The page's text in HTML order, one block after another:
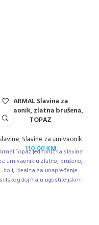
ARMAL Slavina za
umivaonik, zlatna brušena,
TOPAZ
,Slavine za umivaonik
110,00KM
Topaz jednoručna slavina
umivaonik u zlatnoj brušenoj
boji, idealna za unapređenje
stilskog dojma u ugostiteljskim